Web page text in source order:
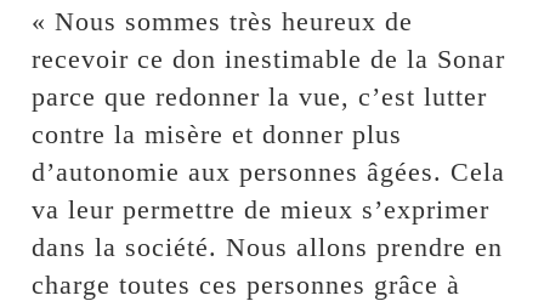
« Nous sommes très heureux de
recevoir ce don inestimable de la Sonar
parce que redonner la vue, c’est lutter
contre la misère et donner plus
d’autonomie aux personnes âgées. Cela
va leur permettre de mieux s’exprimer
dans la société. Nous allons prendre en
charge toutes ces personnes grâce à